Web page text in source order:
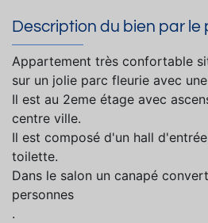
Description du bien par le
Appartement très confortable
sur un jolie parc fleurie avec
Il est au 2eme étage avec
centre ville.
Il est composé d'un hall
toilette.
Dans le salon un canapé
personnes
.